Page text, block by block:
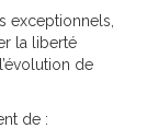
exceptionnels,
la liberté
de
de :